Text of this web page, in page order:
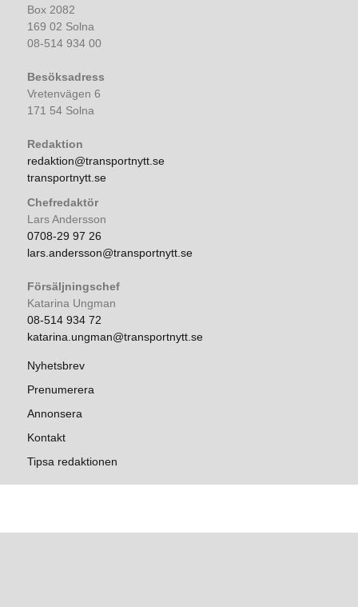
Box 2082
169 02 Solna
08-514 934 00
Besöksadress
Vretenvägen 6
171 54 Solna
Redaktion
redaktion@transportnytt.se
transportnytt.se
Chefredaktör
Lars Andersson
0708-29 97 26
lars.andersson@transportnytt.se
Försäljningschef
Katarina Ungman
08-514 934 72
katarina.ungman@transportnytt.se
Nyhetsbrev
Prenumerera
Annonsera
Kontakt
Tipsa redaktionen